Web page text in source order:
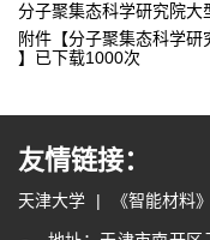
分子聚集态科学研究院
附件【分子聚集态科学研
】已下载1000次
友情链接：
天津大学 | 《智能材料